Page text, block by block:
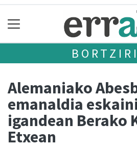
Alemaniako
emanaldia
igandean Berako
Etxean